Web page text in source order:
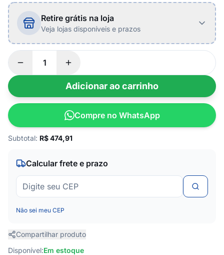
Retire grátis na loja
Veja lojas disponíveis e prazos
Adicionar ao carrinho
Compre no WhatsApp
Subtotal: R$474,91
Calcular frete e prazo
Não sei meu CEP
Compartilhar produto
Disponível:Em estoque